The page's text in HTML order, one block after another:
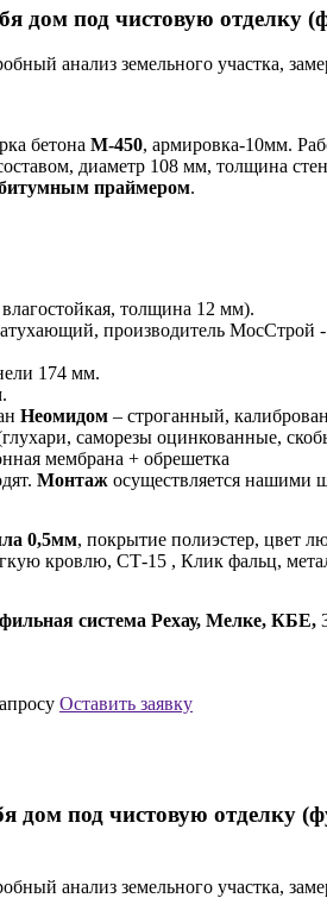
дом под чистовую
анализ земельного участка,
бетона М-450, армировка-10мм.
диаметр 108 мм, толщина
праймером.
толщина 12 мм).
производитель МосСтрой
174 мм.
Неомидом – строганный,
саморезы оцинкованные,
мембрана + обрешетка
Монтаж осуществляется нашими
0,5мм, покрытие полиэстер, цвет
кровлю, СТ-15 , Клик фальц,
система Рехау, Мелке, КБЕ,
Оставить заявку
дом под чистовую отделку
анализ земельного участка,